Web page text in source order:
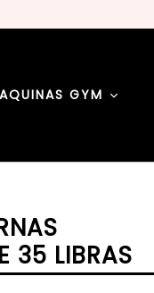
GYM
35 LIBRAS